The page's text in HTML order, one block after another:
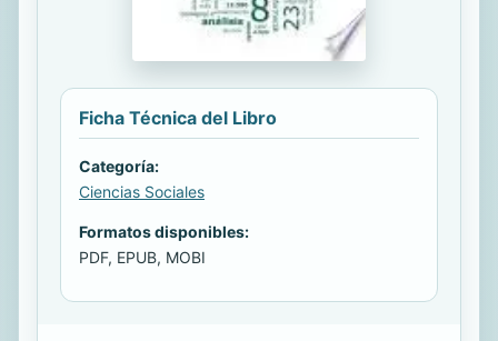
Ficha Técnica del Libro
Categoría:
Ciencias Sociales
Formatos disponibles:
PDF, EPUB, MOBI